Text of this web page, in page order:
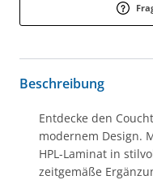
Beschreibung
Entdecke den
modernem Design.
HPL-Laminat in
zeitgemäße